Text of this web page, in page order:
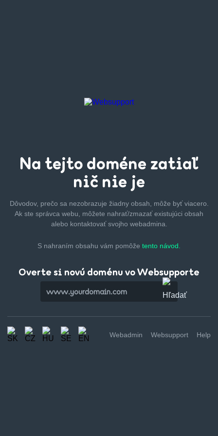
Na tejto doméne zatiaľ
nič nie je
Dôvodov, prečo sa nezobrazuje žiadny obsah, môže byťviacero.
Ak ste správca webu, môžete nahrať/zmazaťexistujúci obsah
alebo kontaktovať svojho webadmina.
S nahraním obsahu vám pomôže tento návod.
Overte si novú doménu vo Websupporte
Webadmin Websupport Help